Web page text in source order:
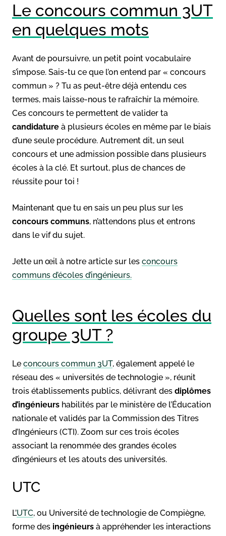
Le concours commun 3UT
en quelques mots
Avant de poursuivre, un petit point vocabulaire
s’impose. Sais-tu ce que l’on entend par « concours
commun » ? Tu as peut-être déjà entendu ces
termes, mais laisse-nous te rafraîchir la mémoire.
Ces concours te permettent de valider ta
candidature à plusieurs écoles en même par le biais
d’une seule procédure. Autrement dit, un seul
concours et une admission possible dans plusieurs
écoles à la clé. Et surtout, plus de chances de
réussite pour toi !
Maintenant que tu en sais un peu plus sur les
concours communs, n’attendons plus et entrons
dans le vif du sujet.
Jette un œil à notre article sur les concours
communs d’écoles d’ingénieurs.
Quelles sont les écoles du
groupe 3UT ?
Le concours commun 3UT, également appelé le
réseau des « universités de technologie », réunit
trois établissements publics, délivrant des diplômes
d’ingénieurs habilités par le ministère de l’Éducation
nationale et validés par la Commission des Titres
d’Ingénieurs (CTI). Zoom sur ces trois écoles
associant la renommée des grandes écoles
d’ingénieurs et les atouts des universités.
UTC
L’UTC, ou Université de technologie de Compiègne,
forme des ingénieurs à appréhender les interactions